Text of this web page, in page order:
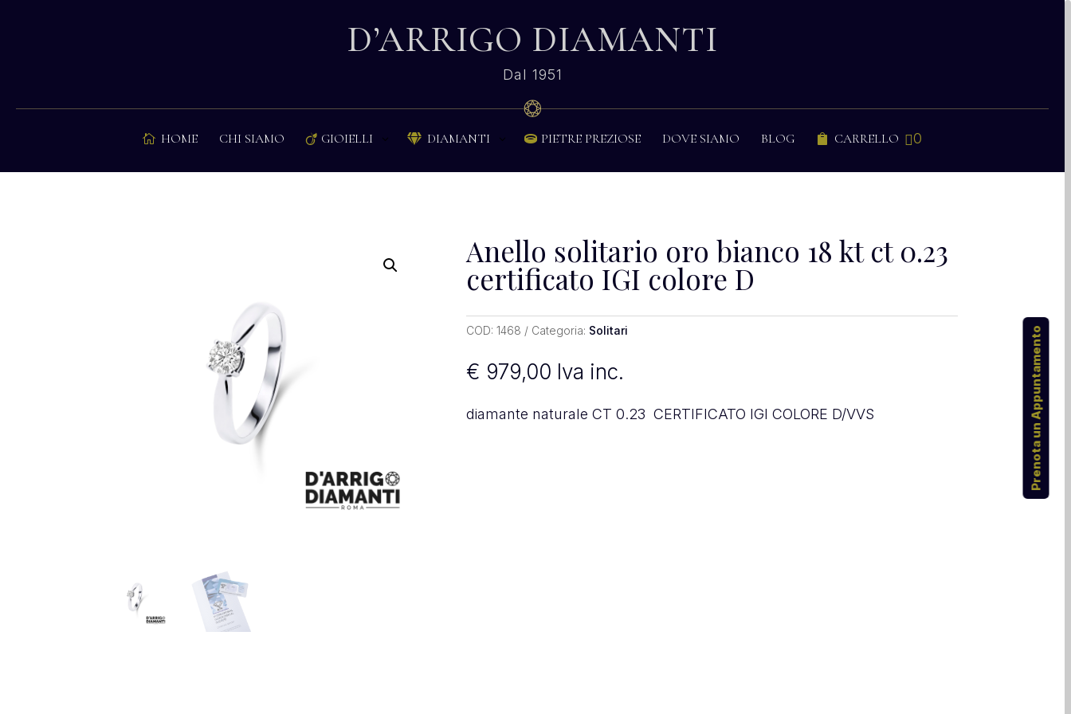
D’ARRIGO DIAMANTI
Dal 1951
 HOME CHI SIAMO  GIOIELLI  DIAMANTI  PIETRE PREZIOSE DOVE SIAMO BLOG  CARRELLO 0
Anello solitario oro bianco 18 kt ct 0.23
certificato IGI colore D
COD: 1468 Categoria: Solitari
€ 979,00 Iva inc.
diamante naturale CT 0.23 CERTIFICATO IGI COLORE D/VVS Prenota un Appuntamento